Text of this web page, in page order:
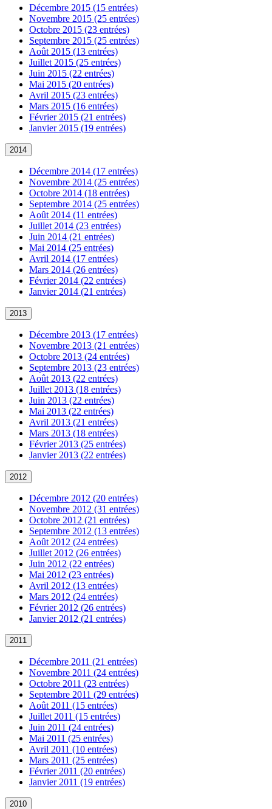
Décembre 2015 (15 entrées)
Novembre 2015 (25 entrées)
Octobre 2015 (23 entrées)
Septembre 2015 (25 entrées)
Août 2015 (13 entrées)
Juillet 2015 (25 entrées)
Juin 2015 (22 entrées)
Mai 2015 (20 entrées)
Avril 2015 (23 entrées)
Mars 2015 (16 entrées)
Février 2015 (21 entrées)
Janvier 2015 (19 entrées)
2014
Décembre 2014 (17 entrées)
Novembre 2014 (25 entrées)
Octobre 2014 (18 entrées)
Septembre 2014 (25 entrées)
Août 2014 (11 entrées)
Juillet 2014 (23 entrées)
Juin 2014 (21 entrées)
Mai 2014 (25 entrées)
Avril 2014 (17 entrées)
Mars 2014 (26 entrées)
Février 2014 (22 entrées)
Janvier 2014 (21 entrées)
2013
Décembre 2013 (17 entrées)
Novembre 2013 (21 entrées)
Octobre 2013 (24 entrées)
Septembre 2013 (23 entrées)
Août 2013 (22 entrées)
Juillet 2013 (18 entrées)
Juin 2013 (22 entrées)
Mai 2013 (22 entrées)
Avril 2013 (21 entrées)
Mars 2013 (18 entrées)
Février 2013 (25 entrées)
Janvier 2013 (22 entrées)
2012
Décembre 2012 (20 entrées)
Novembre 2012 (31 entrées)
Octobre 2012 (21 entrées)
Septembre 2012 (13 entrées)
Août 2012 (24 entrées)
Juillet 2012 (26 entrées)
Juin 2012 (22 entrées)
Mai 2012 (23 entrées)
Avril 2012 (13 entrées)
Mars 2012 (24 entrées)
Février 2012 (26 entrées)
Janvier 2012 (21 entrées)
2011
Décembre 2011 (21 entrées)
Novembre 2011 (24 entrées)
Octobre 2011 (23 entrées)
Septembre 2011 (29 entrées)
Août 2011 (15 entrées)
Juillet 2011 (15 entrées)
Juin 2011 (24 entrées)
Mai 2011 (25 entrées)
Avril 2011 (10 entrées)
Mars 2011 (25 entrées)
Février 2011 (20 entrées)
Janvier 2011 (19 entrées)
2010